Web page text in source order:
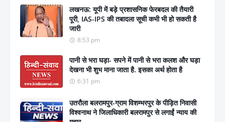
लखनऊ: यूपी में बड़े प्रशासनिक फेरबदल की तैयारी
पूरी, IAS-IPS की तबादला सूची कभी भी हो सकती है
जारी
8:53 pm
पानी से भरा घड़ा- सपने में पानी से भरा कलश और घड़ा
देखना भी शुभ माना जाता है. इसका अर्थ होता है
6:31 pm
उतरौला बलरामपुर-ग्राम विशम्भरपुर के पीड़ित निवासी
विश्वनाथ ने जिलाधिकारी बलरामपुर से लगाईं न्याय की